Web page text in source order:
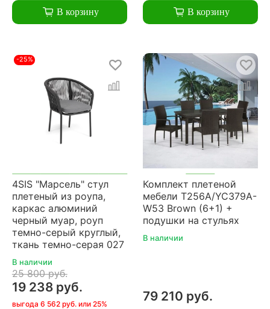
В корзину В корзину
-25%
4SIS "Марсель" стул
плетеный из роупа,
каркас алюминий
черный муар, роуп
темно-серый круглый,
ткань темно-серая 027
В наличии
25 800 руб.
19 238 руб.
выгода 6 562 руб. или 25%
Комплект плетеной
мебели T256A/YC379A-
W53 Brown (6+1) +
подушки на стульях
В наличии
79 210 руб.